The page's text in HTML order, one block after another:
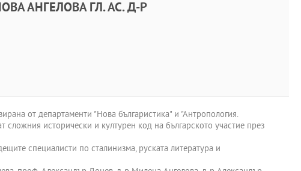
АНГЕЛОВА ГЛ. АС. Д-Р
от департаменти "Нова българистика" и "Антропология.
сложния исторически и културен код на българското участие през
специалисти по сталинизма, руската литература и